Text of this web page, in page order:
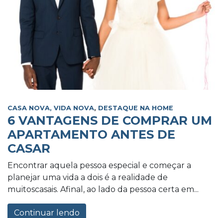
CASA NOVA, VIDA NOVA, DESTAQUE NA HOME
6 VANTAGENS DE COMPRAR UM
APARTAMENTO ANTES DE
CASAR
Encontrar aquela pessoa especial e começar a
planejar uma vida a dois é a realidade de
muitoscasais. Afinal, ao lado da pessoa certa em...
Continuar lendo